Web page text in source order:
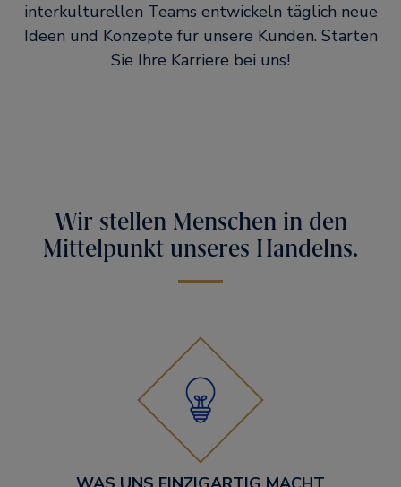
interkulturellen Teams entwickeln täglich neue
Ideen und Konzepte für unsere Kunden. Starten
Sie Ihre Karriere bei uns!
Wir stellen Menschen in den
Mittelpunkt unseres Handelns.